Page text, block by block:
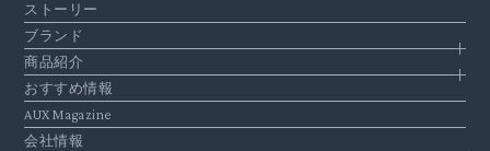
ストーリー
ブランド
商品紹介
おすすめ情報
AUX Magazine
会社情報